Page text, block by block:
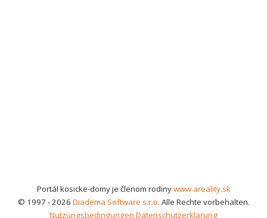
Portál kosicke-domy je členom rodinywww.areality.sk
© 1997 - 2026 Diadema Software s.r.o. Alle Rechte vorbehalten.
Nutzungsbedingungen Datenschutzerklärung